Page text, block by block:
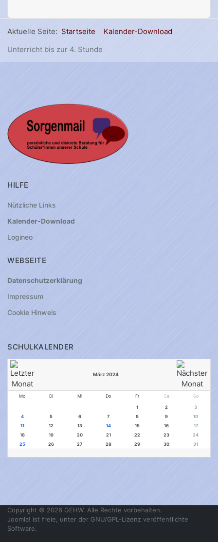
Aktuelle Seite: Startseite
Kalender-Download
Unterricht bis zur 4. Stunde
HILFE
Nützliche Links
Kalender-Download
Logineo
WEBSEITE
Datenschutzerklärung
Impressum
Cookie Hinweis
SCHULKALENDER
März 2024
Mo Di Mi Do Fr Sa So
1 2
3
4
5 6 7 8 9
10
11
12 13 14 15 16
17
18
19 20 21 22 23
24
25
26 27 28 29 30 31
Copyright © 2026 GEHW. Alle Rechte vorbehalten.
Joomla! ist freie, unter der GNU/GPL-Lizenz veröffentlichte
Software.